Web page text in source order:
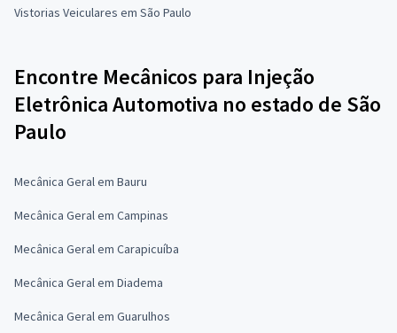
Vistorias Veiculares em São Paulo
Encontre Mecânicos para Injeção
Eletrônica Automotiva no estado de São
Paulo
Mecânica Geral em Bauru
Mecânica Geral em Campinas
Mecânica Geral em Carapicuíba
Mecânica Geral em Diadema
Mecânica Geral em Guarulhos